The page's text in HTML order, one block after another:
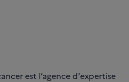
est l’agence d'expertise